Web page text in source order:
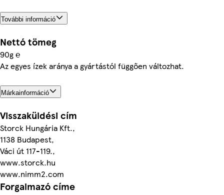
További információ
Nettó tömeg
90g ℮
Az egyes ízek aránya a gyártástól függően változhat.
Márkainformáció
Visszaküldési cím
Storck Hungária Kft.,
1138 Budapest,
Váci út 117-119.,
www.storck.hu
www.nimm2.com
Forgalmazó címe